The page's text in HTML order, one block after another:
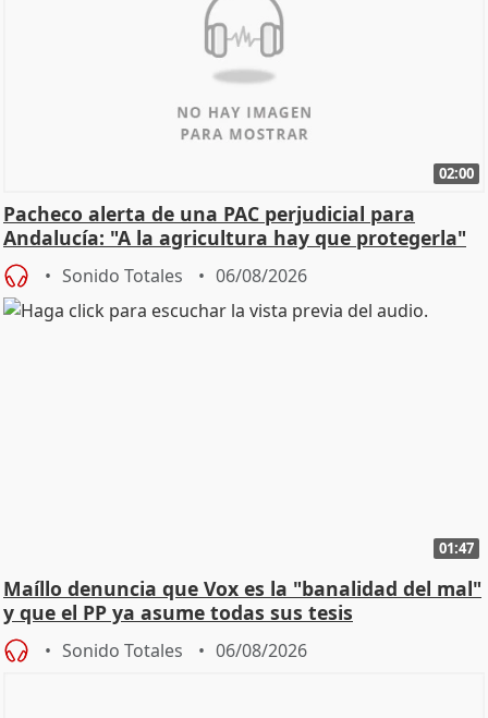
02:00
Pacheco alerta de una PAC perjudicial para
Andalucía: "A la agricultura hay que protegerla"
Sonido Totales 06/08/2026
01:47
Maíllo denuncia que Vox es la "banalidad del mal"
y que el PP ya asume todas sus tesis
Sonido Totales 06/08/2026